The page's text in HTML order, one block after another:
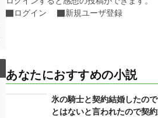
ログイン
新規ユーザ登録
あなたにおすすめの小説
氷の騎士と契約結婚したの
とはないと言われたので契